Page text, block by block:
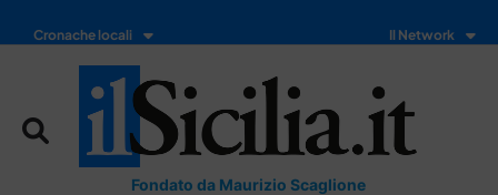
Cronache locali Il Network
Fondato da Maurizio Scaglione